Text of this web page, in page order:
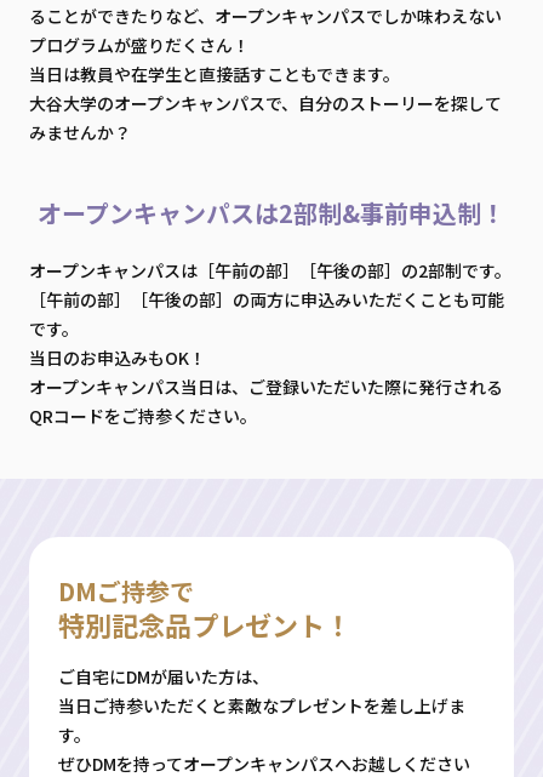
ることができたりなど、 オープンキャンパスでしか味わえない
プログラムが盛りだくさん！
当日は教員や在学生と直接話すこともできます。
大谷大学のオープンキャンパスで、自分のストーリーを探して
みませんか？
オープンキャンパスは2部制&事前申込制！
オープンキャンパスは［午前の部］［午後の部］の2部制です。
［午前の部］［午後の部］の両方に申込みいただくことも可能
です。
当日のお申込みもOK！
オープンキャンパス当日は、ご登録いただいた際に発行される
QRコードをご持参ください。
DMご持参で
特別記念品プレゼント！
ご自宅にDMが届いた方は、
当日ご持参いただくと素敵なプレゼントを差し上げま
す。
ぜひDMを持ってオープンキャンパスへお越しください